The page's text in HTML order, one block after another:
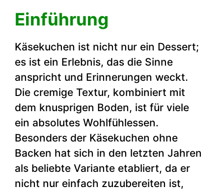
Einführung
Käsekuchen ist nicht nur ein Dessert;
es ist ein Erlebnis, das die Sinne
anspricht und Erinnerungen weckt.
Die cremige Textur, kombiniert mit
dem knusprigen Boden, ist für viele
ein absolutes Wohlfühlessen.
Besonders der Käsekuchen ohne
Backen hat sich in den letzten Jahren
als beliebte Variante etabliert, da er
nicht nur einfach zuzubereiten ist,